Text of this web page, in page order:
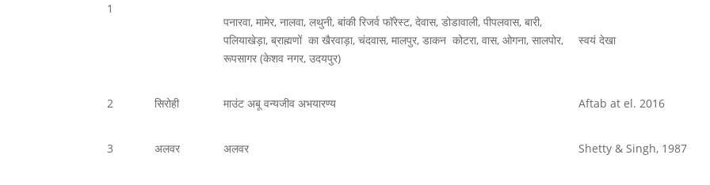
1
पनारवा, मामेर, नालवा, लथुनी, बांकी रिजर्व फॉरेस्ट, देवास, डोडावाली, पीपलवास, बारी,
पलियाखेड़ा, ब्राह्मणों का खैरवाड़ा, चंदवास, मालपुर, डाकन कोटरा, वास, ओगना, सालपोर,
रूपसागर (केशव नगर, उदयपुर)
स्वयं देखा
2 सिरोही माउंट अबू वन्यजीव अभयारण्य Aftab at el. 2016
3 अलवर अलवर Shetty & Singh, 1987